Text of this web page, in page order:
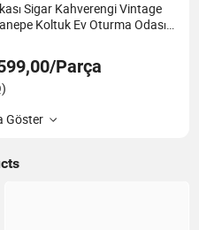
Sigar Kahverengi Vintage
Koltuk Ev Oturma Odası
Parça
Göster